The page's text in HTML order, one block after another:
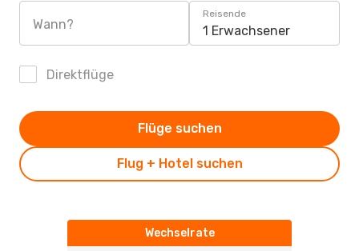
Wann?
Reisende
1 Erwachsener
Direktflüge
Flug + Hotel suchen
Flüge suchen
Wechselrate